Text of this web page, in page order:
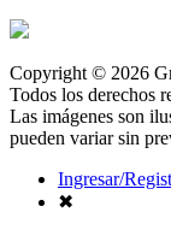
Copyright © 2026
Todos los derechos
Las imágenes son
pueden variar sin
Ingresar/
✖